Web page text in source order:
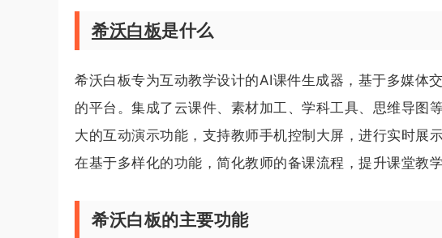
希沃白板是什么
希沃白板专为互动教学设计的AI课件生成器，基于多媒体
的平台。集成了云课件、素材加工、学科工具、思维导图
大的互动演示功能，支持教师手机控制大屏，进行实时展
在基于多样化的功能，简化教师的备课流程，提升课堂教
希沃白板的主要功能